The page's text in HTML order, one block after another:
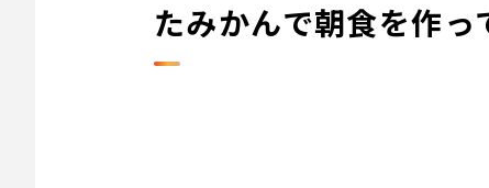
たみかんで朝食を作っ